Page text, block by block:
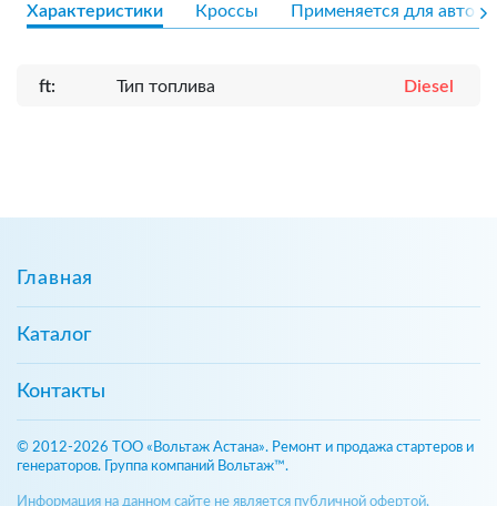
Характеристики Кроссы Применяется для авто
ft: Тип топлива Diesel
Главная
Каталог
Контакты
© 2012-2026 ТОО «Вольтаж Астана». Ремонт и продажа стартеров и
генераторов. Группа компаний Вольтаж™.
Информация на данном сайте не является публичной офертой,